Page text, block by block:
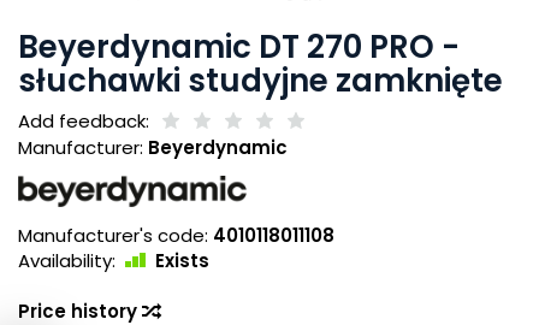
Beyerdynamic DT 270 PRO -
słuchawki studyjne zamknięte
Add feedback:
Manufacturer: Beyerdynamic
Manufacturer's code: 4010118011108
Availability:
Exists
Price history